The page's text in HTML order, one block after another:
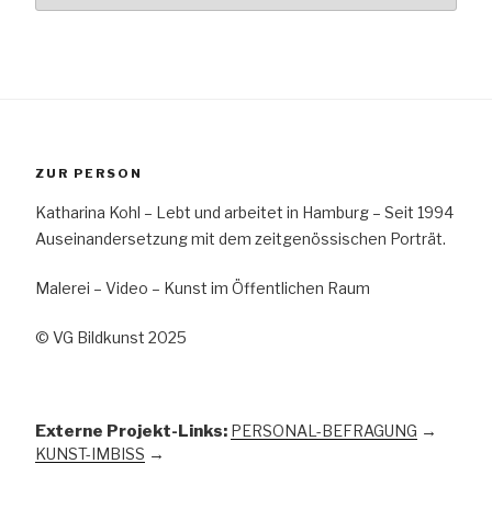
ZUR PERSON
Katharina Kohl – Lebt und arbeitet in Hamburg – Seit 1994
Auseinandersetzung mit dem zeitgenössischen Porträt.
Malerei – Video – Kunst im Öffentlichen Raum
© VG Bildkunst 2025
Externe Projekt-Links: PERSONAL-BEFRAGUNG →
KUNST-IMBISS →